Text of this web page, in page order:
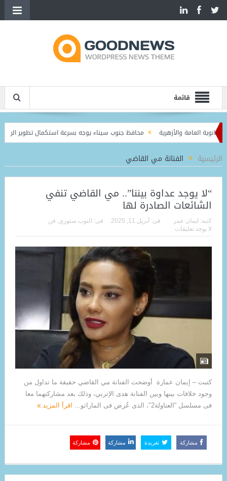
قائمة
محافظ جنوب سيناء يوجه بسرعة استكمال تطوير
الرئيسية الفنانة مي القاضي
“لا يوجد عداوة بيننا”.. مي القاضي تنفي
الشائعات الصادرة لها
كتبه: ايمان عمر فى: أبريل 11, 2025 فى: التوب ستوري فن
لا يوجد تعليقات
كتبت – إيمان عمارة أوضحت الفنانة مي القاضي حقيقة ما تداول من
وجود خلافات بينها وبين الفنانة هدى الإتربي، وذلك بعد مشاركتهما معا
فى مسلسل “العتاولة2″، الذى عُرض فى الماراثو...
اقرأ المزيد
مشاركة تغريدة مشاركة مشاركة